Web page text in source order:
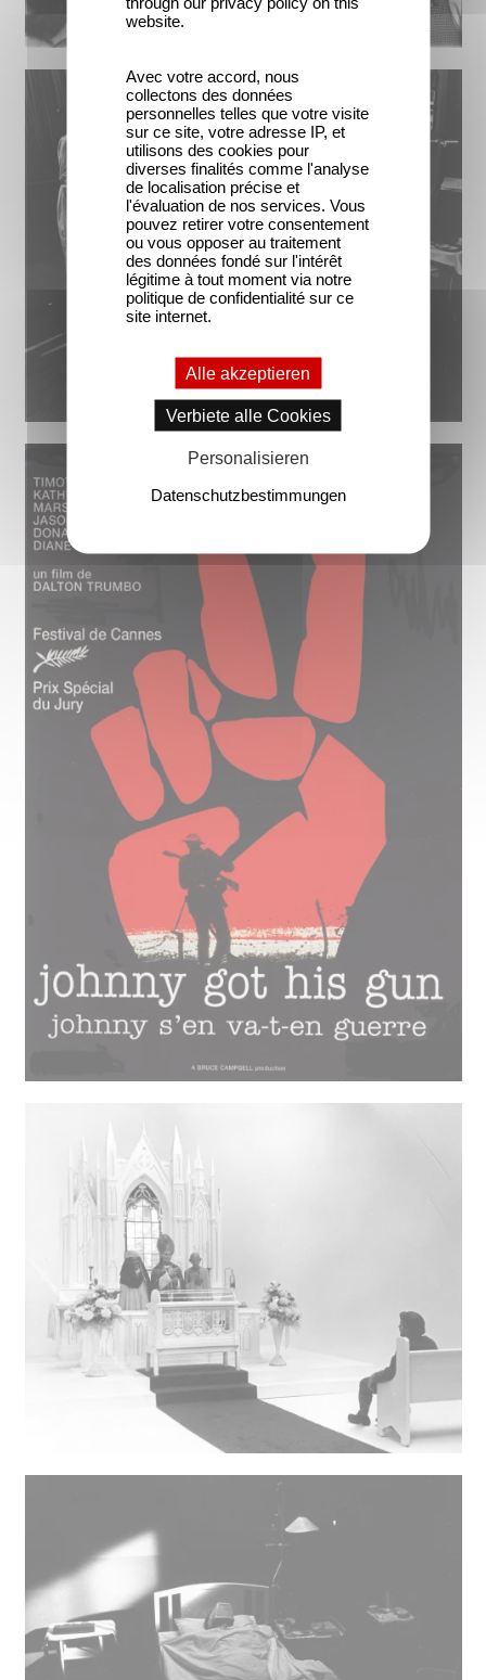
website.
Avec votre accord, nous
collectons des données
personnelles telles que votre visite
sur ce site, votre adresse IP, et
utilisons des cookies pour
diverses finalités comme l'analyse
de localisation précise et
l'évaluation de nos services. Vous
pouvez retirer votre consentement
ou vous opposer au traitement
des données fondé sur l'intérêt
légitime à tout moment via notre
politique de confidentialité sur ce
site internet.
Alle akzeptieren
Verbiete alle Cookies
Personalisieren
Datenschutzbestimmungen